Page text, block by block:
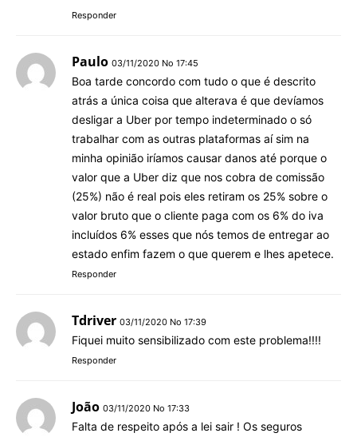
Responder
Paulo 03/11/2020 No 17:45
Boa tarde concordo com tudo o que é descrito
atrás a única coisa que alterava é que devíamos
desligar a Uber por tempo indeterminado o só
trabalhar com as outras plataformas aí sim na
minha opinião iríamos causar danos até porque o
valor que a Uber diz que nos cobra de comissão
(25%) não é real pois eles retiram os 25% sobre o
valor bruto que o cliente paga com os 6% do iva
incluídos 6% esses que nós temos de entregar ao
estado enfim fazem o que querem e lhes apetece.
Responder
Tdriver 03/11/2020 No 17:39
Fiquei muito sensibilizado com este problema!!!!
Responder
João 03/11/2020 No 17:33
Falta de respeito após a lei sair ! Os seguros